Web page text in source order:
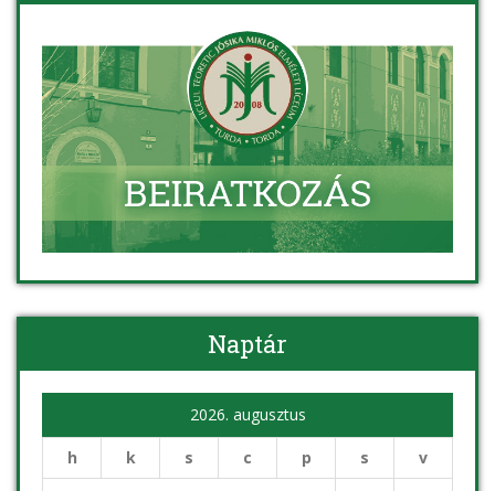
Naptár
2026. augusztus
h k s c p s v